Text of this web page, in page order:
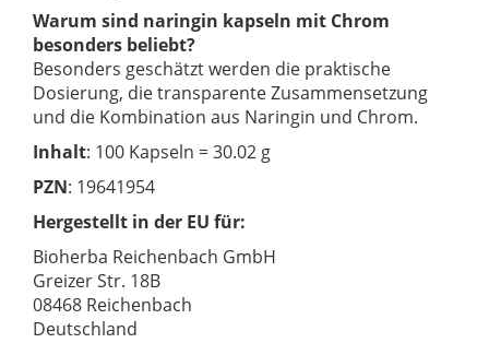
Warum sind naringin kapseln mit Chrom
besonders beliebt?
Besonders geschätzt werden die praktische
Dosierung, die transparente Zusammensetzung
und die Kombination aus Naringin und Chrom.
Inhalt: 100 Kapseln = 30.02 g
PZN: 19641954
Hergestellt in der EU für:
Bioherba Reichenbach GmbH
Greizer Str. 18B
08468 Reichenbach
Deutschland